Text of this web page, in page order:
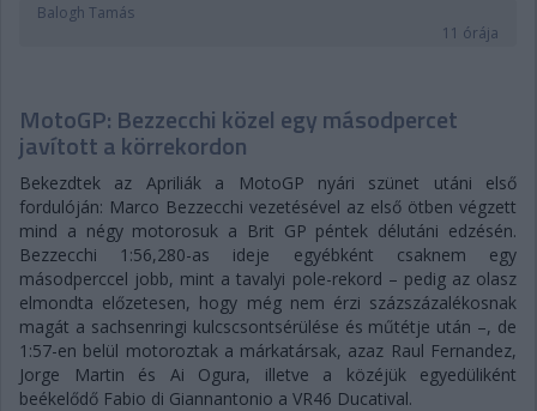
Balogh Tamás
11 órája
MotoGP: Bezzecchi közel egy másodpercet
javított a körrekordon
Bekezdtek az Apriliák a MotoGP nyári szünet utáni első
fordulóján: Marco Bezzecchi vezetésével az első ötben végzett
mind a négy motorosuk a Brit GP péntek délutáni edzésén.
Bezzecchi 1:56,280-as ideje egyébként csaknem egy
másodperccel jobb, mint a tavalyi pole-rekord – pedig az olasz
elmondta előzetesen, hogy még nem érzi százszázalékosnak
magát a sachsenringi kulcscsontsérülése és műtétje után –, de
1:57-en belül motoroztak a márkatársak, azaz Raul Fernandez,
Jorge Martin és Ai Ogura, illetve a közéjük egyedüliként
beékelődő Fabio di Giannantonio a VR46 Ducatival.